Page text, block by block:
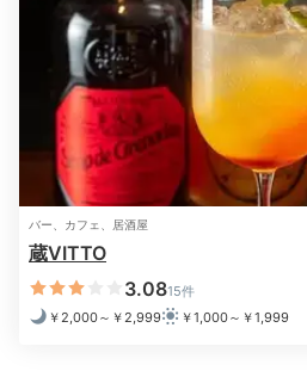
2日目
Breakfast
07:30
心も満たされる
バー、カフェ、居酒屋
蔵VITTO
3.0815件
￥2,000～￥2,999
￥1,000～￥1,999